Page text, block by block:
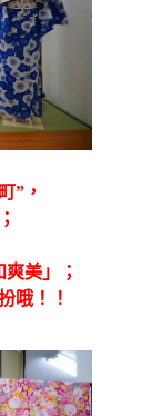
”，
美」；
哦！！